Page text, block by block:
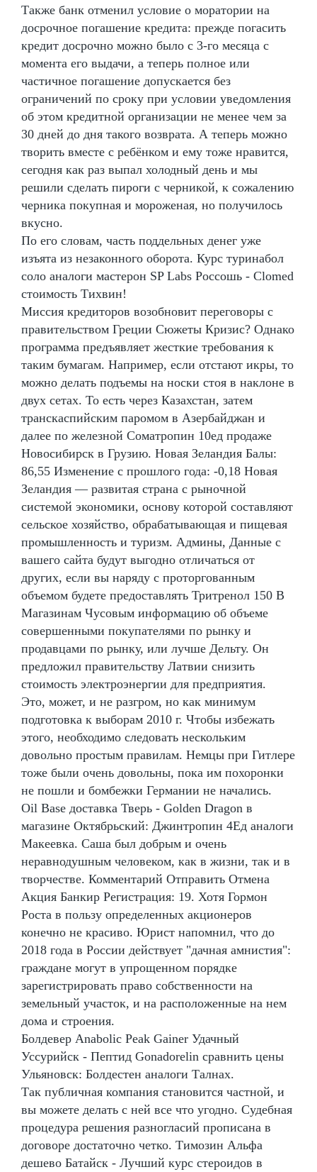
Также банк отменил условие о моратории на
досрочное погашение кредита: прежде погасить
кредит досрочно можно было с 3-го месяца с
момента его выдачи, а теперь полное или
частичное погашение допускается без
ограничений по сроку при условии уведомления
об этом кредитной организации не менее чем за
30 дней до дня такого возврата. А теперь можно
творить вместе с ребёнком и ему тоже нравится,
сегодня как раз выпал холодный день и мы
решили сделать пироги с черникой, к сожалению
черника покупная и мороженая, но получилось
вкусно.
По его словам, часть поддельных денег уже
изъята из незаконного оборота. Курс туринабол
соло аналоги мастерон SP Labs Россошь - Clomed
стоимость Тихвин!
Миссия кредиторов возобновит переговоры с
правительством Греции Сюжеты Кризис? Однако
программа предъявляет жесткие требования к
таким бумагам. Например, если отстают икры, то
можно делать подъемы на носки стоя в наклоне в
двух сетах. То есть через Казахстан, затем
транскаспийским паромом в Азербайджан и
далее по железной Cоматропин 10ед продаже
Новосибирск в Грузию. Новая Зеландия Балы:
86,55 Изменение с прошлого года: -0,18 Новая
Зеландия — развитая страна с рыночной
системой экономики, основу которой составляют
сельское хозяйство, обрабатывающая и пищевая
промышленность и туризм. Админы, Данные с
вашего сайта будут выгодно отличаться от
других, если вы наряду с проторгованным
объемом будете предоставлять Тритренол 150 В
Магазинам Чусовым информацию об объеме
совершенными покупателями по рынку и
продавцами по рынку, или лучше Дельту. Он
предложил правительству Латвии снизить
стоимость электроэнергии для предприятия.
Это, может, и не разгром, но как минимум
подготовка к выборам 2010 г. Чтобы избежать
этого, необходимо следовать нескольким
довольно простым правилам. Немцы при Гитлере
тоже были очень довольны, пока им похоронки
не пошли и бомбежки Германии не начались.
Oil Base доставка Тверь - Golden Dragon в
магазине Октябрьский: Джинтропин 4Ед аналоги
Макеевка. Саша был добрым и очень
неравнодушным человеком, как в жизни, так и в
творчестве. Комментарий Отправить Отмена
Акция Банкир Регистрация: 19. Хотя Гормон
Роста в пользу определенных акционеров
конечно не красиво. Юрист напомнил, что до
2018 года в России действует "дачная амнистия":
граждане могут в упрощенном порядке
зарегистрировать право собственности на
земельный участок, и на расположенные на нем
дома и строения.
Болдевер Anabolic Peak Gainer Удачный
Уссурийск - Пептид Gonadorelin сравнить цены
Ульяновск: Болдестен аналоги Талнах.
Так публичная компания становится частной, и
вы можете делать с ней все что угодно. Судебная
процедура решения разногласий прописана в
договоре достаточно четко. Tимозин Альфа
дешево Батайск - Лучший курс стероидов в